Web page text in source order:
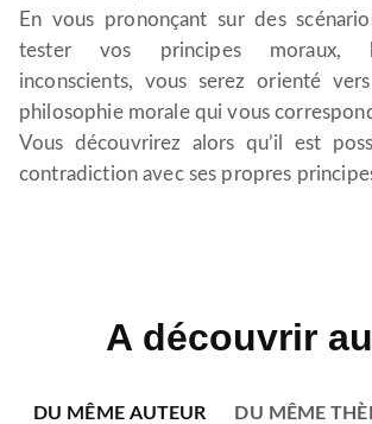
En vous prononçant sur des
tester vos principes moraux,
inconscients, vous serez orienté
philosophie morale qui vous
Vous découvrirez alors qu’il est
contradiction avec ses propres
A découvrir
DU MÊME AUTEUR DU MÊME